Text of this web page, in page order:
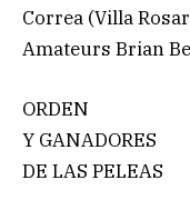
Correa (Villa
Amateurs Brian
ORDEN
Y GANADORES
DE LAS PELEAS